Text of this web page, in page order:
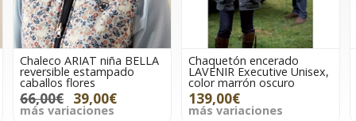
Chaquetón encerado
LAVENIR Executive Unisex,
color marrón oscuro
139,00€
más variaciones
Chaquetón encerado
LAVENIR Executive Unisex,
color verde oscuro
139,00€
más variaciones